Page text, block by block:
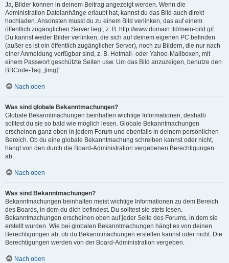
Ja, Bilder können in deinem Beitrag angezeigt werden. Wenn die
Administration Dateianhänge erlaubt hat, kannst du das Bild auch direkt
hochladen. Ansonsten musst du zu einem Bild verlinken, das auf einem
öffentlich zugänglichen Server liegt, z. B. http://www.domain.tld/mein-bild.gif.
Du kannst weder Bilder verlinken, die sich auf deinem eigenen PC befinden
(außer es ist ein öffentlich zugänglicher Server), noch zu Bildern, die nur nach
einer Anmeldung verfügbar sind, z. B. Hotmail- oder Yahoo-Mailboxen, mit
einem Passwort geschützte Seiten usw. Um das Bild anzuzeigen, benutze den
BBCode-Tag „[img]“.
Nach oben
Was sind globale Bekanntmachungen?
Globale Bekanntmachungen beinhalten wichtige Informationen, deshalb
solltest du sie so bald wie möglich lesen. Globale Bekanntmachungen
erscheinen ganz oben in jedem Forum und ebenfalls in deinem persönlichen
Bereich. Ob du eine globale Bekanntmachung schreiben kannst oder nicht,
hängt von den durch die Board-Administration vergebenen Berechtigungen
ab.
Nach oben
Was sind Bekanntmachungen?
Bekanntmachungen beinhalten meist wichtige Informationen zu dem Bereich
des Boards, in dem du dich befindest. Du solltest sie stets lesen.
Bekanntmachungen erscheinen oben auf jeder Seite des Forums, in dem sie
erstellt wurden. Wie bei globalen Bekanntmachungen hängt es von deinen
Berechtigungen ab, ob du Bekanntmachungen erstellen kannst oder nicht. Die
Berechtigungen werden von der Board-Administration vergeben.
Nach oben